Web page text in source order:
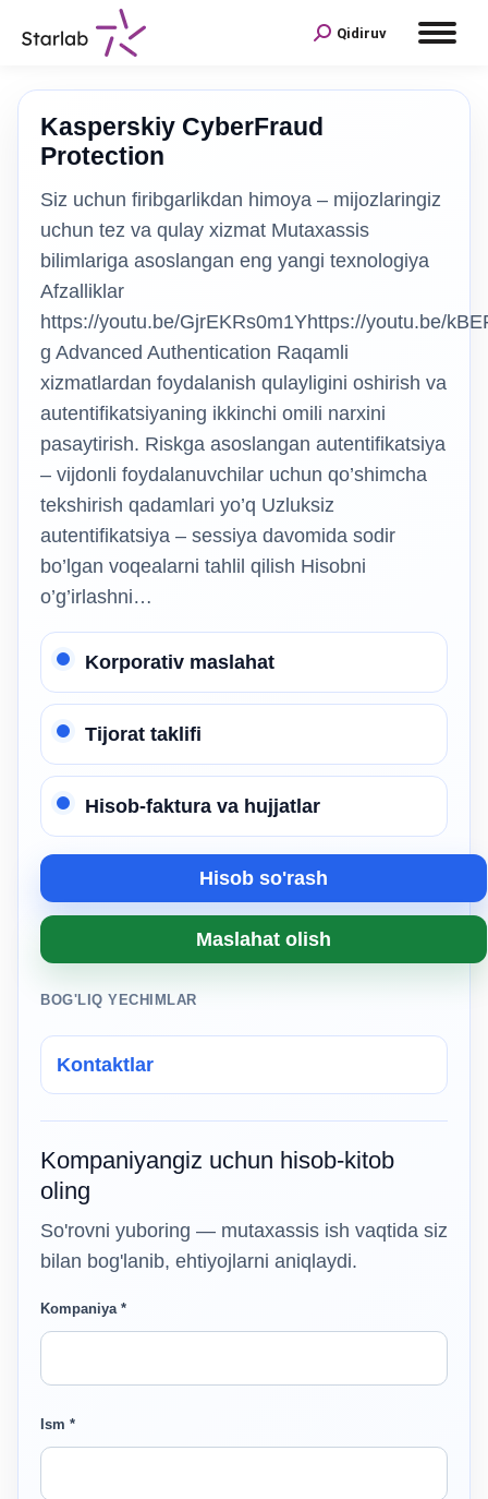
Qidiruv
Kasperskiy CyberFraud
Protection
Siz uchun firibgarlikdan himoya – mijozlaringiz
uchun tez va qulay xizmat Mutaxassis
bilimlariga asoslangan eng yangi texnologiya
Afzalliklar
https://youtu.be/GjrEKRs0m1Yhttps://youtu.be/
g Advanced Authentication Raqamli
xizmatlardan foydalanish qulayligini oshirish va
autentifikatsiyaning ikkinchi omili narxini
pasaytirish. Riskga asoslangan autentifikatsiya
– vijdonli foydalanuvchilar uchun qo’shimcha
tekshirish qadamlari yo’q Uzluksiz
autentifikatsiya – sessiya davomida sodir
bo’lgan voqealarni tahlil qilish Hisobni
o’g’irlashni…
Korporativ maslahat
Tijorat taklifi
Hisob-faktura va hujjatlar
Hisob so'rash
Maslahat olish
BOG'LIQ YECHIMLAR
Kontaktlar
Kompaniyangiz uchun hisob-kitob
oling
So'rovni yuboring — mutaxassis ish vaqtida siz
bilan bog'lanib, ehtiyojlarni aniqlaydi.
Kompaniya *
Ism *